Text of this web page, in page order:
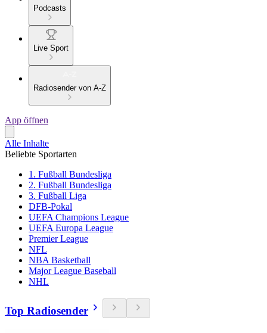
Podcasts
Live Sport
Radiosender von A-Z
App öffnen
Alle Inhalte
Beliebte Sportarten
1. Fußball Bundesliga
2. Fußball Bundesliga
3. Fußball Liga
DFB-Pokal
UEFA Champions League
UEFA Europa League
Premier League
NFL
NBA Basketball
Major League Baseball
NHL
Top Radiosender